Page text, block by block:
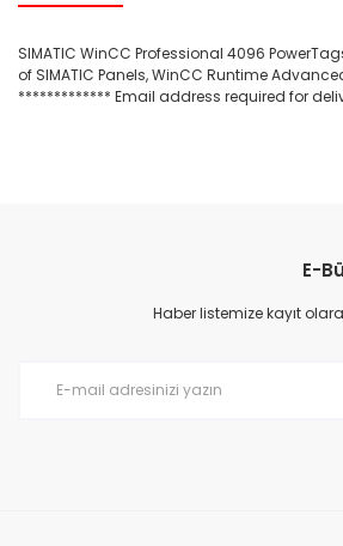
SIMATIC WinCC Professional 4096
of SIMATIC Panels, WinCC Runtime
************* Email address required for
Ürün resmi kalitesiz, bozuk veya
Ürün açıklamasında eksik bilgiler
E-
Haber listemize kayıt